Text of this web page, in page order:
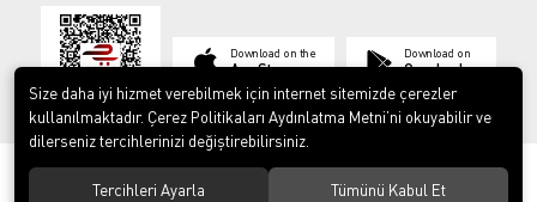
Download on the
App Store
Download on
Google play
© 2023ERY İş Güvenliği Ekipmanları. Tüm hakları saklıdır.
Size daha iyi hizmet verebilmek için internet sitemizde çerezler
kullanılmaktadır. Çerez Politikaları Aydınlatma Metni’ni okuyabilir ve
dilerseniz tercihlerinizi değiştirebilirsiniz.
Tercihleri Ayarla Tümünü Kabul Et